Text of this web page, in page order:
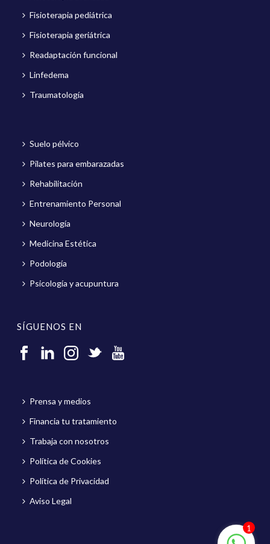
Fisioterapia pediátrica
Fisioterapia geriátrica
Readaptación funcional
Linfedema
Traumatología
Suelo pélvico
Pilates para embarazadas
Rehabilitación
Entrenamiento Personal
Neurología
Medicina Estética
Podología
Psicología y acupuntura
SÍGUENOS EN
Prensa y medios
Financia tu tratamiento
Trabaja con nosotros
Política de Cookies
Política de Privacidad
Aviso Legal
1